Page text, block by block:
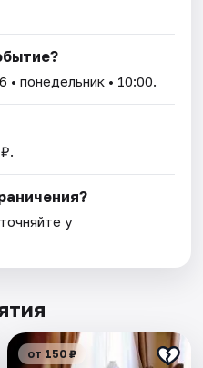
• понедельник • 10:00.
у
от 150 ₽